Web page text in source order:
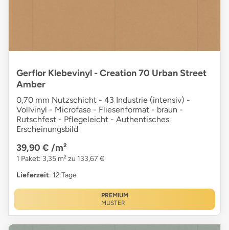
Gerflor Klebevinyl - Creation 70 Urban Street
Amber
0,70 mm Nutzschicht - 43 Industrie (intensiv) -
Vollvinyl - Microfase - Fliesenformat - braun -
Rutschfest - Pflegeleicht - Authentisches
Erscheinungsbild
39,90 € /m²
1 Paket: 3,35 m² zu 133,67 €
Lieferzeit: 12 Tage
PREMIUM
MUSTER